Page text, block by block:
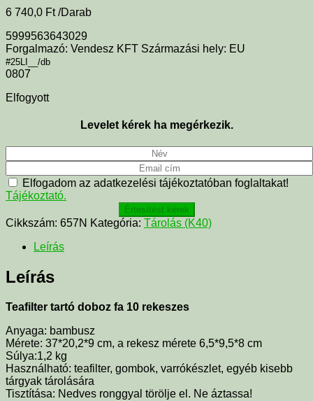
6 740,0 Ft /Darab
5999563643029
Forgalmazó: Vendesz KFT Származási hely: EU
#25LI__/db
0807
Elfogyott
Levelet kérek ha megérkezik.
Elfogadom az adatkezelési tájékoztatóban foglaltakat!
Tájékoztató.
Értesítést kérek
Cikkszám: 657N Kategória: Tárolás (K40)
Leírás
Leírás
Teafilter tartó doboz fa 10 rekeszes
Anyaga: bambusz
Mérete: 37*20,2*9 cm, a rekesz mérete 6,5*9,5*8 cm
Súlya:1,2 kg
Használható: teafilter, gombok, varrókészlet, egyéb kisebb
tárgyak tárolására
Tisztítása: Nedves ronggyal törölje el. Ne áztassa!